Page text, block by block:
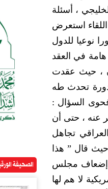
، أسئلة
استعرض
نوعيا للدول
في العقد
، حيث عقدت
تحدث طه
السؤال :
عنه ، حتى أن
تجاهل
حيث قال ” هذا
إضعاف مجلس
لا هم لها
الصحيفة